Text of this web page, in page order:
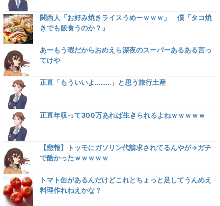
関西人「お好み焼きライスうめーｗｗｗ」 僕「タコ焼
きでも飯食うのか？」
あーもう暇だからおめえら深夜のスーパーあるある言っ
てけや
正直「もういいよ………」と思う旅行土産
正直年収って300万あれば生きられるよねｗｗｗｗｗ
【悲報】トッモにガソリン代請求されてるんやが→ガチ
で酷かったｗｗｗｗｗ
トマト缶があるんだけどこれとちょっと足してうんめえ
料理作れねえかな？